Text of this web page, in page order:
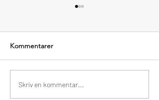
Gnägg nr 2 - VT2026
Kommentarer
Skriv en kommentar...